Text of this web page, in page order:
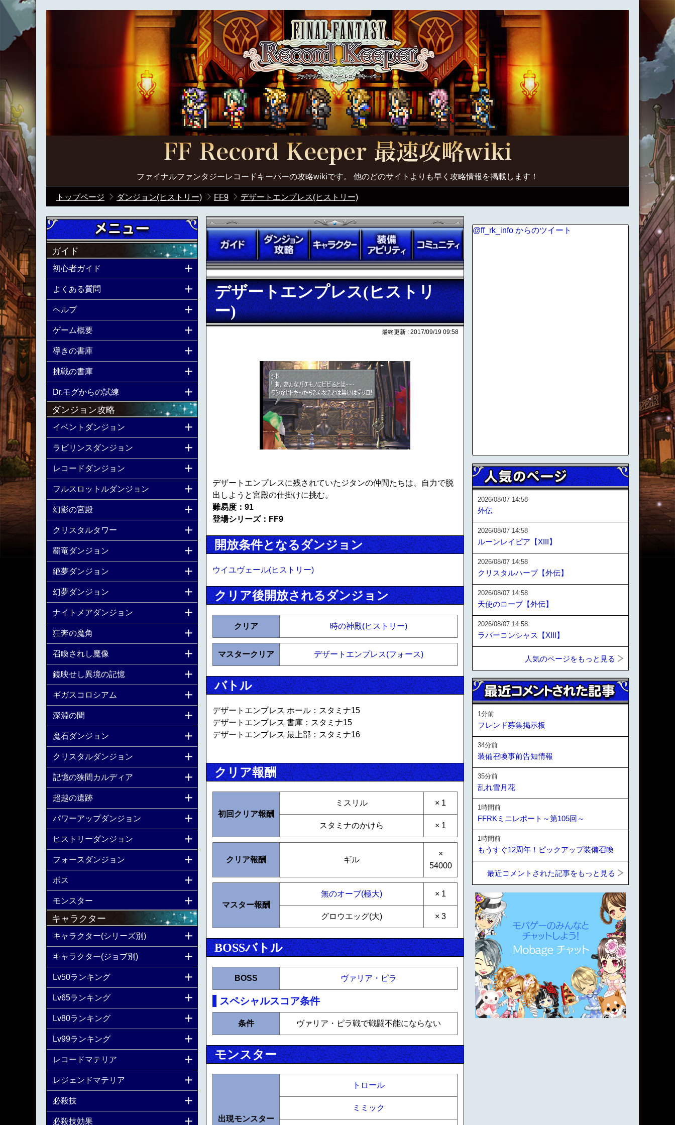
ファイナルファンタジーレコードキーパーの攻略wikiです。 他のどのサイトよりも早く攻略情報を掲載します！
トップページ ダンジョン(ヒストリー) FF9 デザートエンプレス(ヒストリー)
デザートエンプレス(ヒストリ
ー)
最終更新 : 2017/09/19 09:58
デザートエンプレスに残されていたジタンの仲間たちは、自力で脱
出しようと宮殿の仕掛けに挑む。
難易度：91
登場シリーズ：FF9
開放条件となるダンジョン
ウイユヴェール(ヒストリー)
クリア後開放されるダンジョン
クリア 時の神殿(ヒストリー)
マスタークリア デザートエンプレス(フォース)
バトル
デザートエンプレス ホール：スタミナ15
デザートエンプレス 書庫：スタミナ15
デザートエンプレス 最上部：スタミナ16
クリア報酬
初回クリア報酬
ミスリル × 1
スタミナのかけら × 1
クリア報酬 ギル
×
54000
マスター報酬
無のオーブ(極大) × 1
グロウエッグ(大) × 3
BOSSバトル
BOSS ヴァリア・ピラ
スペシャルスコア条件
条件 ヴァリア・ピラ戦で戦闘不能にならない
モンスター
出現モンスター
トロール
ミミック
ガイド
初心者ガイド
よくある質問
ヘルプ
ゲーム概要
導きの書庫
挑戦の書庫
Dr.モグからの試練
ダンジョン攻略
イベントダンジョン
ラビリンスダンジョン
レコードダンジョン
フルスロットルダンジョン
幻影の宮殿
クリスタルタワー
覇竜ダンジョン
絶夢ダンジョン
幻夢ダンジョン
ナイトメアダンジョン
狂奔の魔角
召喚されし魔像
鏡映せし異境の記憶
ギガスコロシアム
深淵の間
魔石ダンジョン
クリスタルダンジョン
記憶の狭間カルディア
超越の遺跡
パワーアップダンジョン
ヒストリーダンジョン
フォースダンジョン
ボス
モンスター
キャラクター
キャラクター(シリーズ別)
キャラクター(ジョブ別)
Lv50ランキング
Lv65ランキング
Lv80ランキング
Lv99ランキング
レコードマテリア
レジェンドマテリア
必殺技
必殺技効果
@ff_rk_info からのツイート
2026/08/07 14:58
外伝
2026/08/07 14:58
ルーンレイピア【XIII】
2026/08/07 14:58
クリスタルハープ【外伝】
2026/08/07 14:58
天使のローブ【外伝】
2026/08/07 14:58
ラバーコンシャス【XIII】
人気のページをもっと見る
1分前
フレンド募集掲示板
34分前
装備召喚事前告知情報
35分前
乱れ雪月花
1時間前
FFRKミニレポート～第105回～
1時間前
もうすぐ12周年！ピックアップ装備召喚
最近コメントされた記事をもっと見る